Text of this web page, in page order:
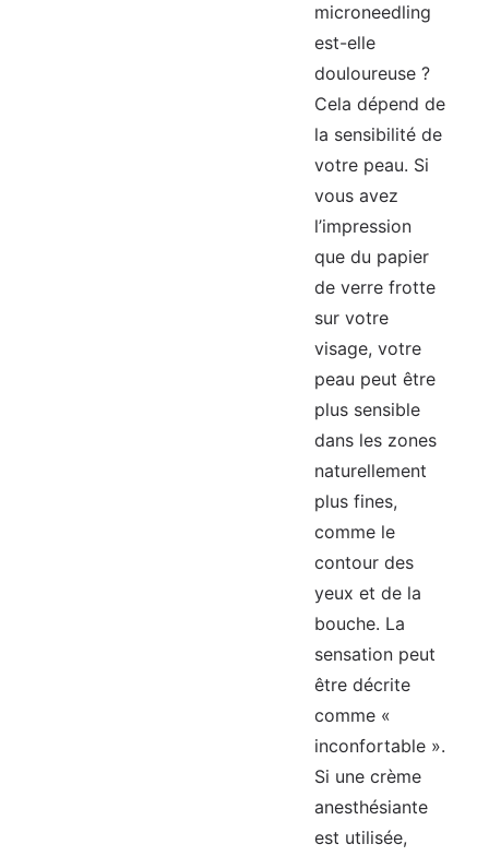
microneedling
est-elle
douloureuse ?
Cela dépend de
la sensibilité de
votre peau. Si
vous avez
l’impression
que du papier
de verre frotte
sur votre
visage, votre
peau peut être
plus sensible
dans les zones
naturellement
plus fines,
comme le
contour des
yeux et de la
bouche. La
sensation peut
être décrite
comme «
inconfortable ».
Si une crème
anesthésiante
est utilisée,